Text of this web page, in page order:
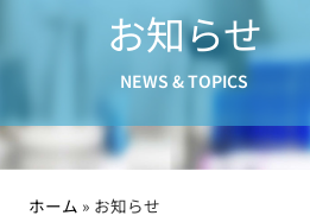
お知らせ
NEWS & TOPICS
ホーム » お知らせ